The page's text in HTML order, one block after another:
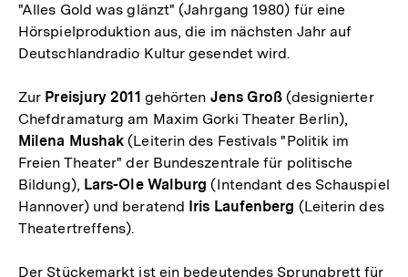
"Alles Gold was glänzt" (Jahrgang 1980) für eine
Hörspielproduktion aus, die im nächsten Jahr auf
Deutschlandradio Kultur gesendet wird.
Zur Preisjury 2011 gehörten Jens Groß (designierter
Chefdramaturg am Maxim Gorki Theater Berlin),
Milena Mushak (Leiterin des Festivals "Politik im
Freien Theater" der Bundeszentrale für politische
Bildung), Lars-Ole Walburg (Intendant des Schauspiel
Hannover) und beratend Iris Laufenberg (Leiterin des
Theatertreffens).
Der Stückemarkt ist ein bedeutendes Sprungbrett für